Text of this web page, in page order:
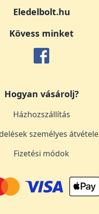
Eledelbolt.hu
Kövess minket
Hogyan vásárolj?
Házhozszállítás
személyes átvétele
Fizetési módok